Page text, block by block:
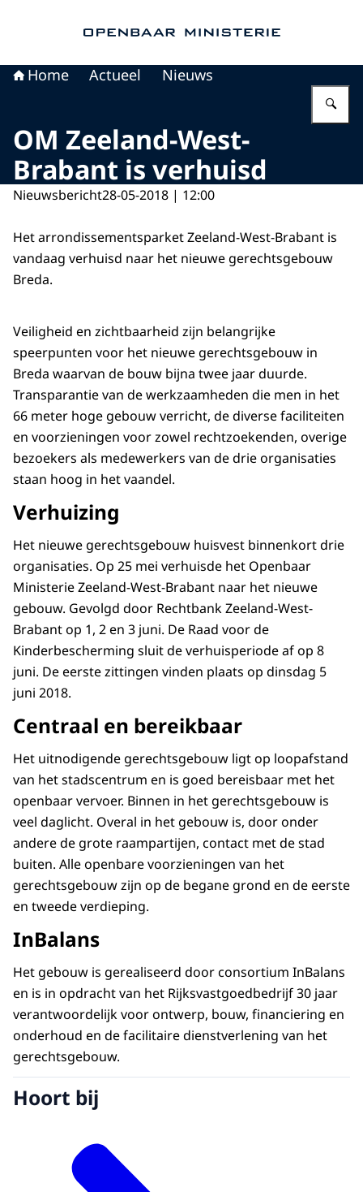
Home Actueel Nieuws
OM Zeeland-West-
Brabant is verhuisd
Nieuwsbericht28-05-2018 | 12:00
Het arrondissementsparket Zeeland-West-Brabant is
vandaag verhuisd naar het nieuwe gerechtsgebouw
Breda.
Veiligheid en zichtbaarheid zijn belangrijke
speerpunten voor het nieuwe gerechtsgebouw in
Breda waarvan de bouw bijna twee jaar duurde.
Transparantie van de werkzaamheden die men in het
66 meter hoge gebouw verricht, de diverse faciliteiten
en voorzieningen voor zowel rechtzoekenden, overige
bezoekers als medewerkers van de drie organisaties
staan hoog in het vaandel.
Verhuizing
Het nieuwe gerechtsgebouw huisvest binnenkort drie
organisaties. Op 25 mei verhuisde het Openbaar
Ministerie Zeeland-West-Brabant naar het nieuwe
gebouw. Gevolgd door Rechtbank Zeeland-West-
Brabant op 1, 2 en 3 juni. De Raad voor de
Kinderbescherming sluit de verhuisperiode af op 8
juni. De eerste zittingen vinden plaats op dinsdag 5
juni 2018.
Centraal en bereikbaar
Het uitnodigende gerechtsgebouw ligt op loopafstand
van het stadscentrum en is goed bereisbaar met het
openbaar vervoer. Binnen in het gerechtsgebouw is
veel daglicht. Overal in het gebouw is, door onder
andere de grote raampartijen, contact met de stad
buiten. Alle openbare voorzieningen van het
gerechtsgebouw zijn op de begane grond en de eerste
en tweede verdieping.
InBalans
Het gebouw is gerealiseerd door consortium InBalans
en is in opdracht van het Rijksvastgoedbedrijf 30 jaar
verantwoordelijk voor ontwerp, bouw, financiering en
onderhoud en de facilitaire dienstverlening van het
gerechtsgebouw.
Hoort bij